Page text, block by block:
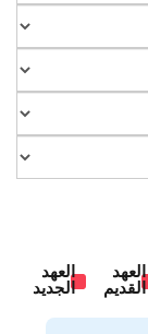
العهد
القديم
العهد
الجديد